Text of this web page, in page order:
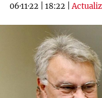
06·11·22
18:22 |